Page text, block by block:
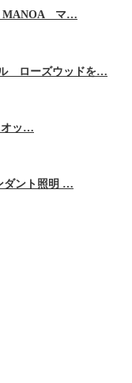
MANOA マ…
ローズウッドを…
オッ…
ダント照明 …